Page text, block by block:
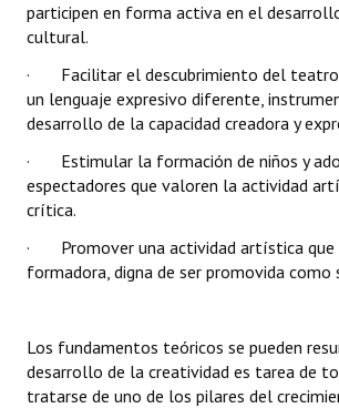
Mujeres que Dejaron Huellas - Registro
Periodistas Decanos - Registro
Ciudadano Ilustre - Registro
Banca del Vecino - Registro
Huéspedes de Honor - Registro
Antiguos Pobladores - Registro
Bariloche, Municipio intercultural
Entrega de distinciones
participen en forma activa en el
cultural.
· Facilitar el descubrimiento del
un lenguaje expresivo diferente,
desarrollo de la capacidad creadora y
· Estimular la formación de niños y
espectadores que valoren la actividad
crítica.
· Promover una actividad artística que
formadora, digna de ser promovida como
Los fundamentos teóricos se pueden
desarrollo de la creatividad es tarea de
tratarse de uno de los pilares del